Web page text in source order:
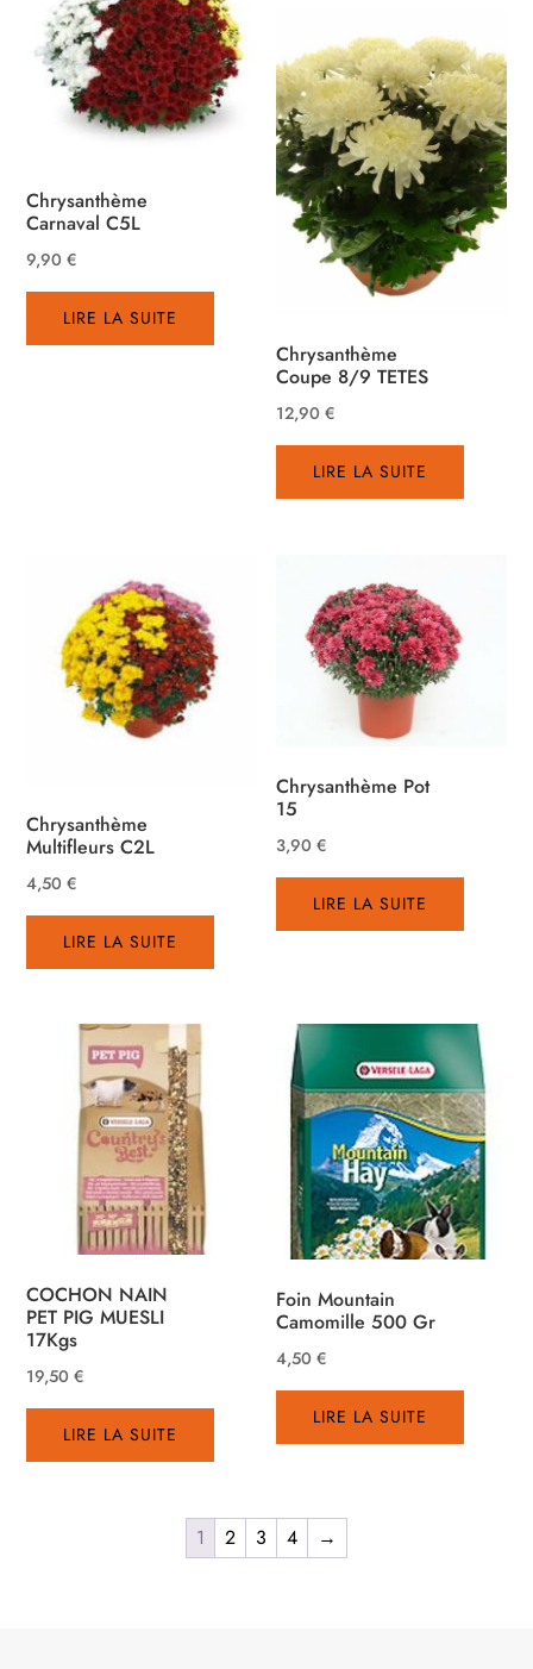
Chrysanthème
Carnaval C5L
9,90€
LIRE LA SUITE
Chrysanthème
Coupe 8/9 TETES
12,90€
LIRE LA SUITE
Chrysanthème
Multifleurs C2L
4,50€
LIRE LA SUITE
Chrysanthème Pot
15
3,90€
LIRE LA SUITE
COCHON NAIN
PET PIG MUESLI
17Kgs
19,50€
LIRE LA SUITE
Foin Mountain
Camomille 500 Gr
4,50€
LIRE LA SUITE
1 2 3 4 →